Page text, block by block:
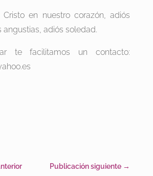
en nuestro corazón, adiós
angustias, adiós soledad.
te facilitamos un contacto:
Publicación siguiente →